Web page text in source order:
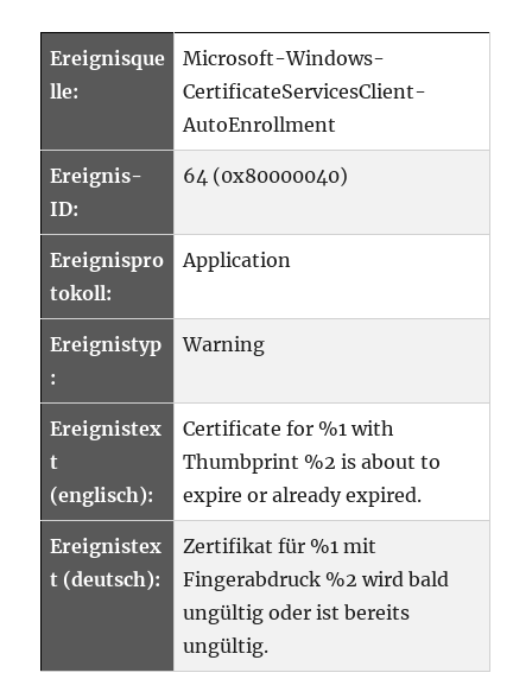
Ereignisque
lle:
Microsoft-Windows-
CertificateServicesClient-
AutoEnrollment
Ereignis-
ID:
64 (0x80000040)
Ereignispro
tokoll:
Application
Ereignistyp
:
Warning
Ereignistex
t
(englisch):
Certificate for %1 with
Thumbprint %2 is about to
expire or already expired.
Ereignistex
t (deutsch):
Zertifikat für %1 mit
Fingerabdruck %2 wird bald
ungültig oder ist bereits
ungültig.